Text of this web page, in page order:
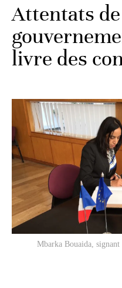
Attentats
livre des
Mbarka Bouaida, signant